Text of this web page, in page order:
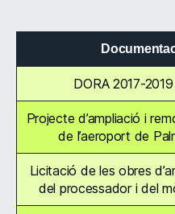
DORA 2017-2019
Projecte d’ampliació i
de l’aeroport de
Licitació de les obres
del processador i del